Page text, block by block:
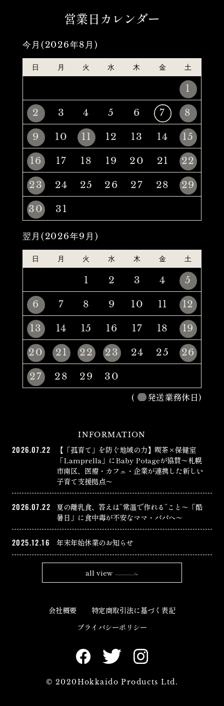
営業日カレンダー
今月(2026年8月)
日 月 火 水 木 金 土
1
2
3 4 5 6 7
8
9
10 11 12 13 14
15
16
17 18 19 20 21
22
23
24 25 26 27 28
29
30
31
翌月(2026年9月)
日 月 火 水 木 金 土
1 2 3 4
5
6
7 8 9 10 11
12
13
14 15 16 17 18
19
20
21 22 23 24 25
26
27
28 29
30
(
発送業務休日)
INFORMATION
2026.07.22
【「孤育て」を防ぐ地域の力】喫茶×保健室
「Lamprella」にBaby Potageが協賛〜札幌
市南区、医療・カフェ・企業が連携した新しい
子育て支援拠点〜
2026.07.22
夏の離乳食、答えは”常温で作れる”こと〜「酷
暑日」に食中毒が不安なママ・パパへ〜
2025.12.16 年末年始休業のお知らせ
all view
会社概要
特定商取引法に基づく表記
プライバシーポリシー
© 2020Hokkaido Products Ltd.